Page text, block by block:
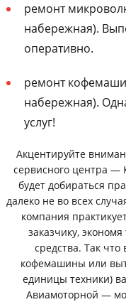
ремонт
набережная).
оперативно.
ремонт
набережная).
услуг!
Акцентируйте
сервисного центра —
будет добираться
далеко не во всех
компания
заказчику,
средства. Так
кофемашины или
единицы техники)
Авиамоторной —